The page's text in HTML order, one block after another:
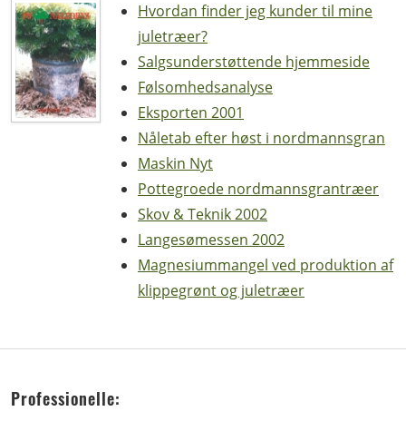
Hvordan finder jeg kunder til mine
juletræer?
Salgsunderstøttende hjemmeside
Følsomhedsanalyse
Eksporten 2001
Nåletab efter høst i nordmannsgran
Maskin Nyt
Pottegroede nordmannsgrantræer
Skov & Teknik 2002
Langesømessen 2002
Magnesiummangel ved produktion af
klippegrønt og juletræer
Professionelle: